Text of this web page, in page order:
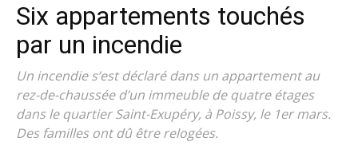
Six appartements touchés
par un incendie
Un incendie s’est déclaré dans un appartement au
rez-de-chaussée d’un immeuble de quatre étages
dans le quartier Saint-Exupéry, à Poissy, le 1er mars.
Des familles ont dû être relogées.